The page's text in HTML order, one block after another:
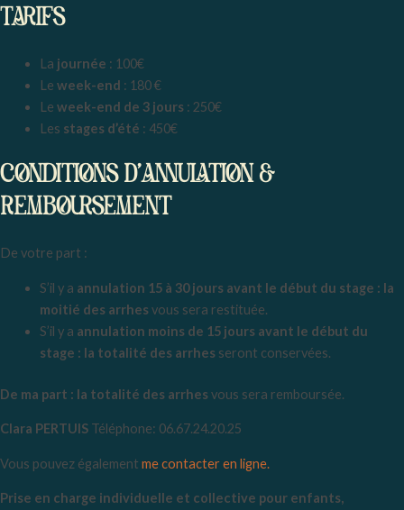
TARIFS
La journée : 100€
Le week-end : 180 €
Le week-end de 3 jours: 250€
Les stages d’été : 450€
CONDITIONS d’ANNULATION &
REMBOURSEMENT
De votre part :
S’il y a annulation 15 à 30 jours avant le début du stage : la
moitié des arrhesvous sera restituée.
S’il y a annulation moins de 15 jours avant le début du
stage : la totalité des arrhesseront conservées.
De ma part : la totalité des arrhesvous sera remboursée.
Clara PERTUIS Téléphone: 06.67.24.20.25
Vous pouvez également me contacter en ligne.
Prise en charge individuelle et collective pour enfants,